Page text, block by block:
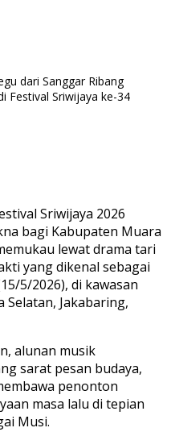
dari Sanggar Ribang
Festival Sriwijaya ke-34
Sriwijaya 2026
bagi Kabupaten Muara
lewat drama tari
yang dikenal sebagai
5/2026), di kawasan
Selatan, Jakabaring,
alunan musik
sarat pesan budaya,
penonton
masa lalu di tepian
Musi.